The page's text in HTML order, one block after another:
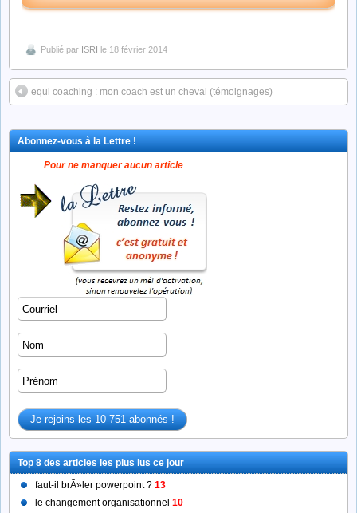
De l’éthologie équine à l’équi-
management et l’équi-
coaching
Equi-management, le coach
n’est peut-être pas celui qu’on
croit !
FORMATION
Equi-management, Intelligence
Emotionnelle et Confiance en Soi
Catalogue des formations Clés-En-
Publié par ISRI le 18 février 2014
equi coaching : mon coach est un cheval (témoignages)
Abonnez-vous à la Lettre !
Pour ne manquer aucun article
Top 8 des articles les plus lus ce jour
faut-il brÃ»ler powerpoint ? 13
le changement organisationnel 10